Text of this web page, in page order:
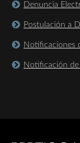
Denuncia
Postulación a
Notificaciones
Notificación